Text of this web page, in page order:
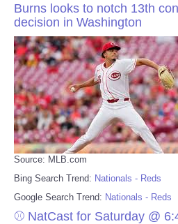
Burns looks to notch 13th
decision in Washington
Source: MLB.com
Bing Search Trend: Nationals - Reds
Google Search Trend: Nationals - Reds
⚾ NatCast for Saturday @